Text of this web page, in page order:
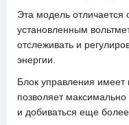
Эта модель отличается
установленным
отслеживать и
энергии.
Блок управления имеет
позволяет
и добиваться еще